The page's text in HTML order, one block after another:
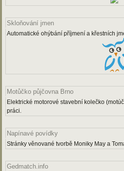
Skloňování jmen
Automatické ohýbání příjmení a křestních
Motůčko půjčovna Brno
Elektrické motorové stavební kolečko
práci.
Napínavé povídky
Stránky věnované tvorbě Moniky May a
Gedmatch.info